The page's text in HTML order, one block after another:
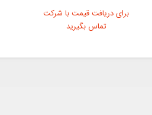
برای دریافت قیمت با شرکت
تماس بگیرید